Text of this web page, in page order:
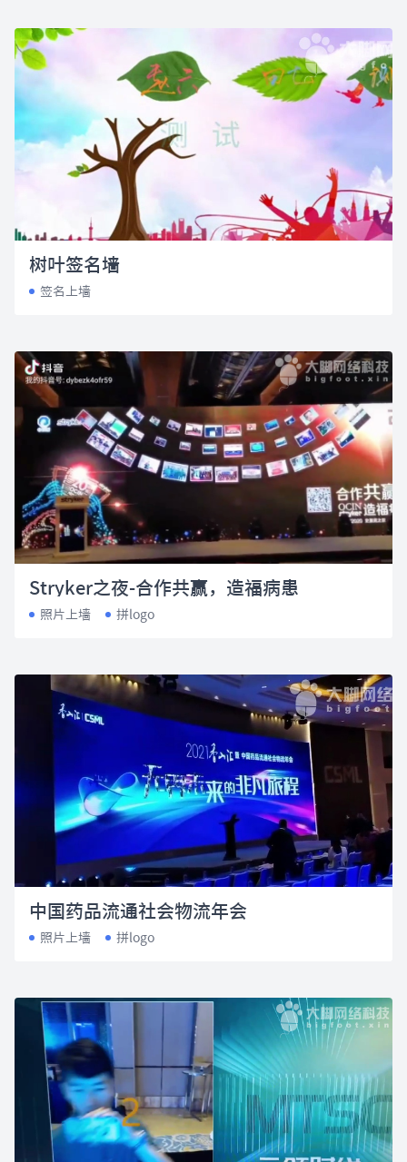
树叶签名墙
签名上墙
Stryker之夜-合作共赢，造福病患
照片上墙 拼logo
中国药品流通社会物流年会
照片上墙 拼logo